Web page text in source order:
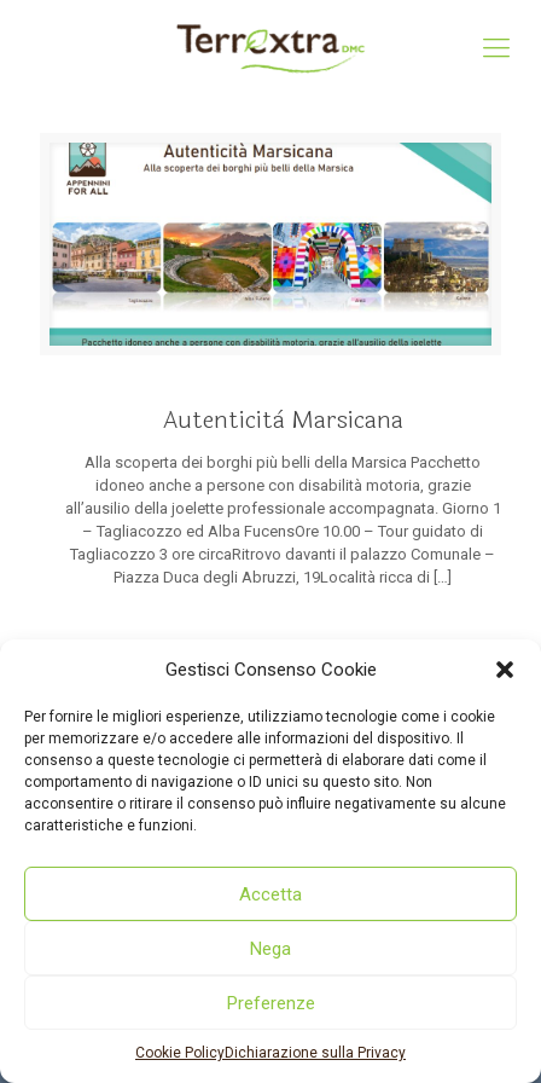
Gestisci Consenso Cookie
Per fornire le migliori esperienze, utilizziamo tecnologie come i cookie
per memorizzare e/o accedere alle informazioni del dispositivo. Il
consenso a queste tecnologie ci permetterà di elaborare dati come il
comportamento di navigazione o ID unici su questo sito. Non
acconsentire o ritirare il consenso può influire negativamente su alcune
caratteristiche e funzioni.
Accetta
Nega
Preferenze
Cookie PolicyDichiarazione sulla Privacy
Autenticità Marsicana
Alla scoperta dei borghi più belli della Marsica Pacchetto
idoneo anche a persone con disabilità motoria, grazie
all’ausilio della joelette professionale accompagnata. Giorno 1
– Tagliacozzo ed Alba FucensOre 10.00 – Tour guidato di
Tagliacozzo 3 ore circaRitrovo davanti il palazzo Comunale –
Piazza Duca degli Abruzzi, 19Località ricca di […]
© 2022 - dmcmarsica.it